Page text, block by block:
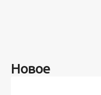
Новое